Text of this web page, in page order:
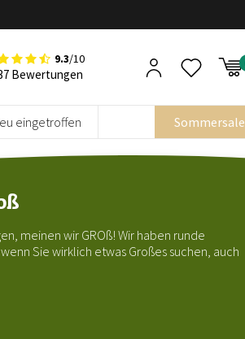
9.3/10
Bewertungen
eingetroffen Sommersale
meinen wir GROß! Wir haben runde
Sie wirklich etwas Großes suchen, auch